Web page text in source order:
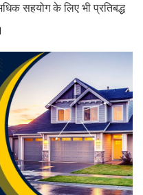
सहयोग के लिए भी प्रतिबद्ध